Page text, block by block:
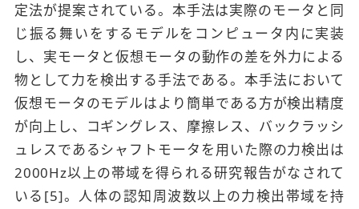
定法が提案されている。本手法は実際のモータと同
じ振る舞いをするモデルをコンピュータ内に実装
し、実モータと仮想モータの動作の差を外力による
物として力を検出する手法である。本手法において
仮想モータのモデルはより簡単である方が検出精度
が向上し、コギングレス、摩擦レス、バックラッシ
ュレスであるシャフトモータを用いた際の力検出は
2000Hz以上の帯域を得られる研究報告がなされて
いる[5]。人体の認知周波数以上の力検出帯域を持